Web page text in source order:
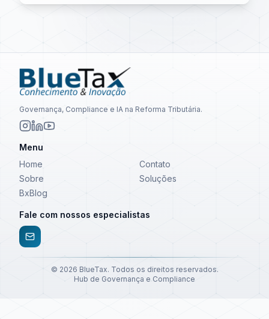
Governança, Compliance e IA na Reforma Tributária.
Menu
Home
Contato
Sobre
Soluções
BxBlog
Fale com nossos especialistas
© 2026 BlueTax. Todos os direitos reservados.
Hub de Governança e Compliance